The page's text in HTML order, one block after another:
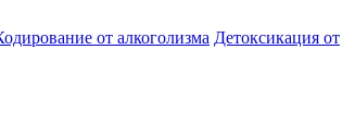
от алкоголизма Детоксикация от